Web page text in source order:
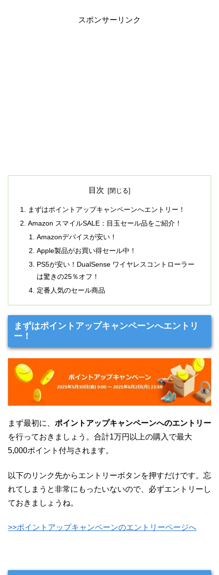
スポンサーリンク
目次
まずはポイントアップキャンペーンへエントリー！
Amazon スマイルSALE：目玉セール品をご紹介！
Amazonデバイスが安い！
Apple製品がお買い得セール中！
PS5が安い！DualSense ワイヤレスコントローラー
は驚きの25％オフ！
定番人気のセール商品
まずはポイントアップキャンペーンへエントリ
ー！
まず最初に、 ポイントアップキャンペーンへのエントリー
を行っておきましょう。合計1万円以上の購入で最大
5,000ポイント付与されます。
以下のリンク先からエントリーボタンを押すだけです。忘
れてしまうと非常にもったいないので、必ずエントリーし
ておきましょうね。
>>ポイントアップキャンペーンのエントリーページへ